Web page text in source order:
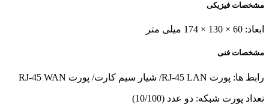
مشخصات فیزیکی
ابعاد: 60 × 130 × 174 میلی متر
مشخصات فنی
رابط‌‌ ها: پورت RJ-45 LAN/ شیار سیم کارت/ پورت RJ-45 WAN
تعداد پورت شبکه: دو عدد (10/100)